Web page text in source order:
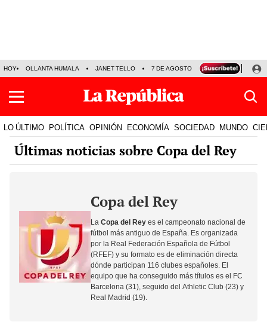
HOY OLLANTA HUMALA JANET TELLO 7 DE AGOSTO TINKA RESULTADOS
LO ÚLTIMO POLÍTICA OPINIÓN ECONOMÍA SOCIEDAD MUNDO
Últimas noticias sobre Copa del Rey
Copa del Rey
La Copa del Rey es el campeonato nacional de
fútbol más antiguo de España. Es organizada
por la Real Federación Española de Fútbol
(RFEF) y su formato es de eliminación directa
dónde participan 116 clubes españoles. El
equipo que ha conseguido más títulos es el
FC
Barcelona (31), seguido del Athletic Club (23) y
Real Madrid (19).